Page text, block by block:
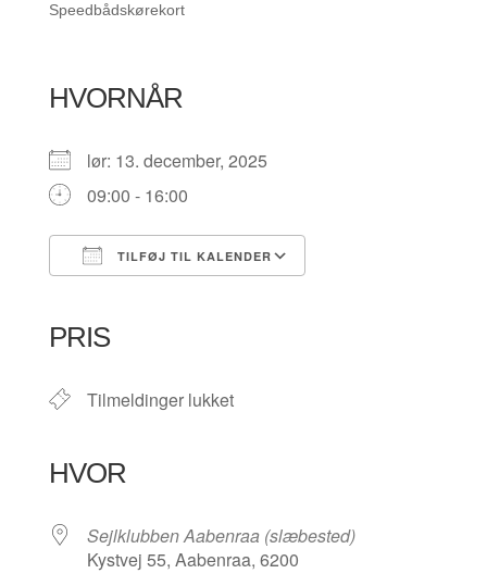
Speedbådskørekort
HVORNÅR
lør: 13. december, 2025
09:00 - 16:00
TILFØJ TIL KALENDER
PRIS
Tilmeldinger lukket
HVOR
Sejlklubben Aabenraa (slæbested)
Kystvej 55, Aabenraa, 6200